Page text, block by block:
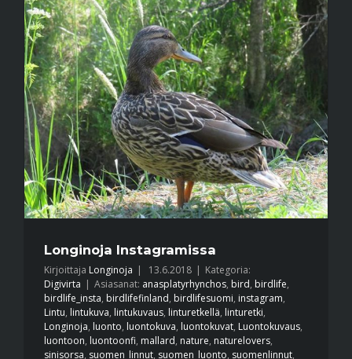
Longinoja Instagramissa
Kirjoittaja Longinoja 13.6.2018
Kategoria:
Digivirta
Asiasanat: anasplatyrhynchos, bird, birdlife,
birdlife_insta, birdlifefinland, birdlifesuomi, instagram,
Lintu, lintukuva, lintukuvaus, linturetkellä, linturetki,
Longinoja, luonto, luontokuva, luontokuvat, Luontokuvaus,
luontoon, luontoonfi, mallard, nature, naturelovers,
sinisorsa, suomen_linnut, suomen_luonto, suomenlinnut,